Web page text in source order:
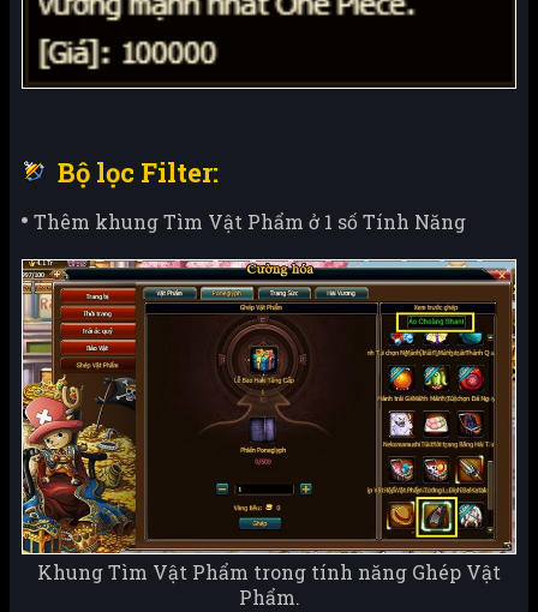
Bộ lọc Filter:
Thêm khung Tìm Vật Phẩm ở 1 số Tính Năng
Khung Tìm Vật Phẩm trong tính năng Ghép Vật
Phẩm.